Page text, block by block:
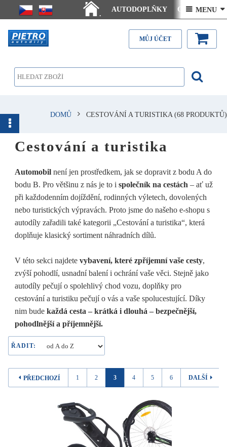
.
AUTODOPLŇKY Ceny doručení
Články - návody Kontakt
 MENU 
MŮJ ÚČET
DOMŮ CESTOVÁNÍ A TURISTIKA (68 PRODUKTŮ)
Cestování a turistika
Automobil není jen prostředkem, jak se dopravit z bodu A do
bodu B. Pro většinu z nás je to i společník na cestách – ať už
při každodenním dojíždění, rodinných výletech, dovolených
nebo turistických výpravách. Proto jsme do našeho e-shopu s
autodíly zařadili také kategorii „Cestování a turistika“, která
doplňuje klasický sortiment náhradních dílů.
V této sekci najdete vybavení, které zpříjemní vaše cesty,
zvýší pohodlí, usnadní balení i ochrání vaše věci. Stejně jako
autodíly pečují o spolehlivý chod vozu, doplňky pro
cestování a turistiku pečují o vás a vaše spolucestující. Díky
nim bude každá cesta – krátká i dlouhá – bezpečnější,
pohodlnější a příjemnější.
ŘADIT:
PŘEDCHOZÍ 1 2 3 4 5 6 DALŠÍ